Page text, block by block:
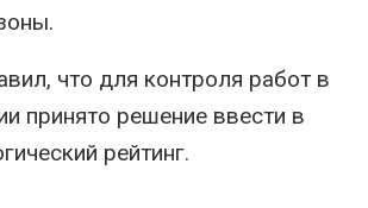
что для контроля работ в
принято решение ввести в
рейтинг.